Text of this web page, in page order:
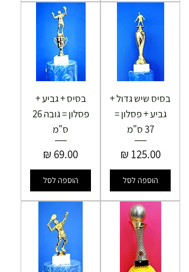
בסיס שיש גדול +
גביע + פסלון =
37 ס"מ
מחיר‏125.00 ‏₪
הוספה לסל
בסיס + גביע +
פסלון = גובה 26
ס"מ
מחיר
הוספה לסל